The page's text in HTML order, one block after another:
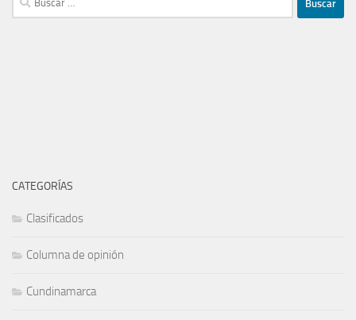
CATEGORÍAS
Clasificados
Columna de opinión
Cundinamarca